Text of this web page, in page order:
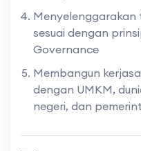
sesuai dengan
Governance
Membangun
dengan UMKM,
negeri, dan